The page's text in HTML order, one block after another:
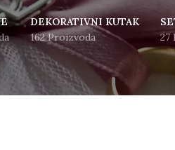
DEKORATIVNI KUTAK
162 Proizvoda
27